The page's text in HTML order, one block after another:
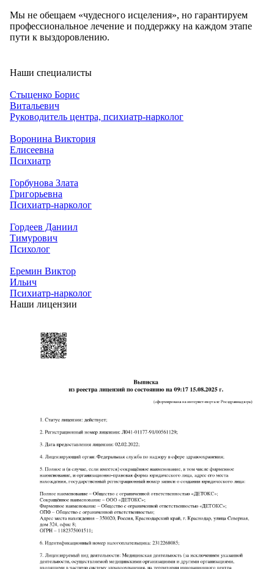
Мы не обещаем «чудесного исцеления», но гарантируем
профессиональное лечение и поддержку на каждом этапе
пути к выздоровлению.
Наши специалисты
Стыценко Борис
Витальевич
Руководитель центра, психиатр-нарколог
Воронина Виктория
Елисеевна
Психиатр
Горбунова Злата
Григорьевна
Психиатр-нарколог
Гордеев Даниил
Тимурович
Психолог
Еремин Виктор
Ильич
Психиатр-нарколог
Наши лицензии